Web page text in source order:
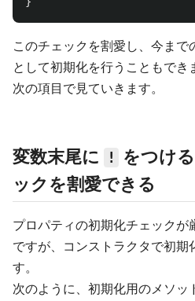
このチェックを割愛し、今ま
として初期化を行うこともでき
次の項目で見ていきます。
変数末尾に !
をつけ
ックを割愛できる
プロパティの初期化チェックが
ですが、コンストラクタで初期
す。
次のように、初期化用のメソ